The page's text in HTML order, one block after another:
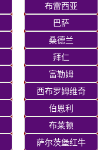
布雷西亚
巴萨
桑德兰
拜仁
富勒姆
西布罗姆维奇
伯恩利
布莱顿
萨尔茨堡红牛